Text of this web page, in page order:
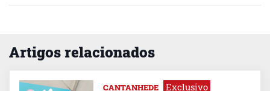
Artigos relacionados
CANTANHEDE Exclusivo